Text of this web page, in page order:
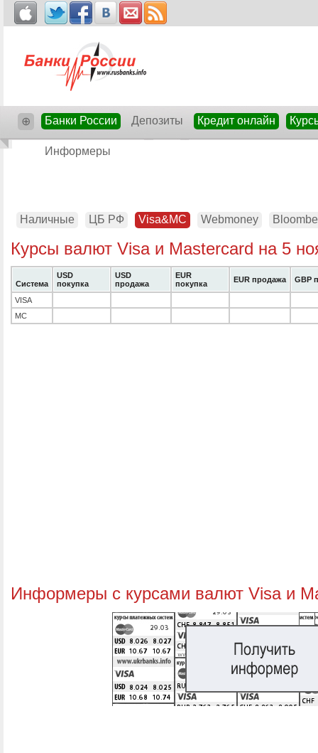
⊕ Банки России Депозиты Кредит онлайн
Информеры
Наличные ЦБ РФ Visa&MC Webmoney
Курсы валют Visa и Mastercard на 5
Система
USD
покупка
USD
продажа
EUR
покупка
EUR продажа GBP
VISA
MC
Информеры с курсами валют Visa и